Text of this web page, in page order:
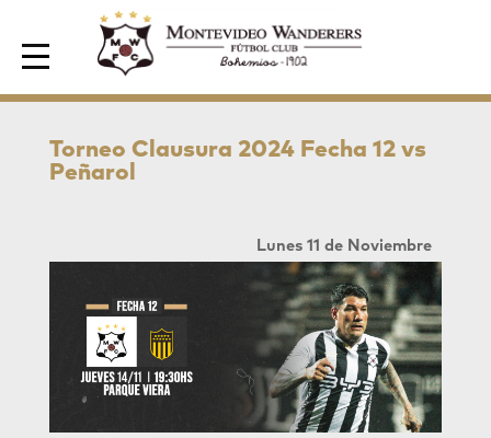
Area de Socios
Torneo Clausura 2024 Fecha 12 vs
Peñarol
Lunes 11 de Noviembre